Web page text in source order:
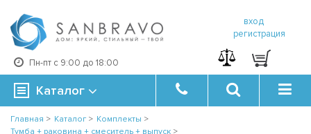
Пн-пт с 9:00 до 18:00
вход
регистрация
Каталог
Главная > Каталог > Комплекты >
Тумба + раковина + смеситель + выпуск >